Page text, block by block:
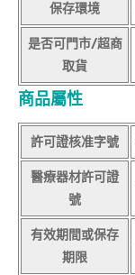
保存環境
是否可門市/超商
取貨
商品屬性
許可證核准字號
醫療器材許可證
號
有效期間或保存
期限